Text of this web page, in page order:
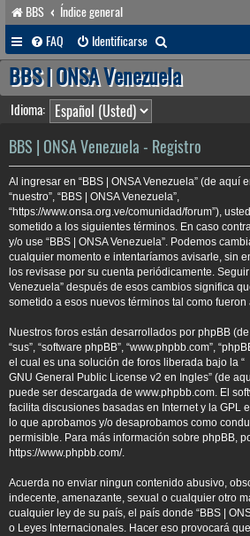
BBS
Índice general
FAQ
Identificarse
u
s
a
r
BBS | ONSA Venezuela
Idioma:
BBS | ONSA Venezuela - Registro
Al ingresar en “BBS | ONSA Venezuela” (de aquí
“nuestro”, “BBS | ONSA Venezuela”,
“https://www.onsa.org.ve/comunidad/forum”),
sometido a los siguientes términos. En caso
y/o use “BBS | ONSA Venezuela”. Podemos
cualquier momento e intentaríamos avisarle, sin
los revisase por su cuenta periódicamente.
Venezuela” después de esos cambios significa
sometido a esos nuevos términos tal como
Nuestros foros están desarrollados por phpBB
“sus”, “software phpBB”, “www.phpbb.com”,
el cual es una solución de foros liberada bajo la “
GNU General Public License v2 en Ingles” (de
puede ser descargada de www.phpbb.com. El
facilita discusiones basadas en Internet y la GPL
lo que aprobamos y/o desaprobamos como
permisible. Para más información sobre phpBB,
https://www.phpbb.com/.
Acuerda no enviar ningun contenido abusivo,
indecente, amenazante, sexual o cualquier otro
cualquier ley de su país, el país donde “BBS |
o Leyes Internacionales. Hacer eso provocará